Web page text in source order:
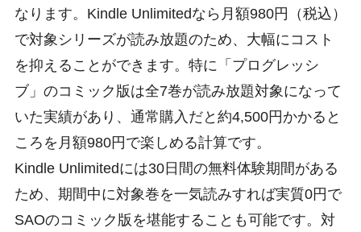
なります。Kindle Unlimitedなら月額980円（税込）
で対象シリーズが読み放題のため、大幅にコスト
を抑えることができます。特に「プログレッシ
ブ」のコミック版は全7巻が読み放題対象になって
いた実績があり、通常購入だと約4,500円かかると
ころを月額980円で楽しめる計算です。
Kindle Unlimitedには30日間の無料体験期間がある
ため、期間中に対象巻を一気読みすれば実質0円で
SAOのコミック版を堪能することも可能です。対